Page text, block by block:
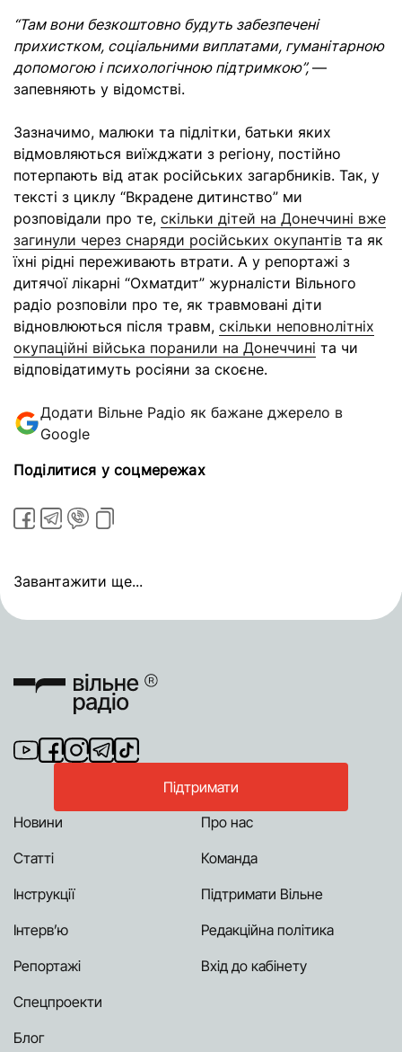
“Там вони безкоштовно будуть забезпечені
прихистком, соціальними виплатами, гуманітарною
допомогою і психологічною підтримкою”, —
запевняють у відомстві.
Зазначимо, малюки та підлітки, батьки яких
відмовляються виїжджати з регіону, постійно
потерпають від атак російських загарбників. Так, у
тексті з циклу “Вкрадене дитинство” ми
розповідали про те, скільки дітей на Донеччині вже
загинули через снаряди російських окупантів та як
їхні рідні переживають втрати. А у репортажі з
дитячої лікарні “Охматдит” журналісти Вільного
радіо розповіли про те, як травмовані діти
відновлюються після травм, скільки неповнолітніх
окупаційні війська поранили на Донеччині та чи
відповідатимуть росіяни за скоєне.
Додати Вільне Радіо як бажане джерело в
Google
Поділитися у соцмережах
Завантажити ще...
Підтримати
Новини
Статті
Інструкції
Інтерв’ю
Репортажі
Спецпроекти
Блог
Про нас
Команда
Підтримати Вільне
Редакційна політика
Вхід до кабінету